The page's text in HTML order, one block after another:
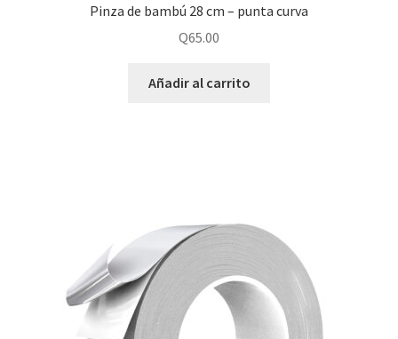
Pinza de bambú 28 cm – punta curva
Q65.00
Añadir al carrito